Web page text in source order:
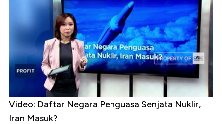
Video: Daftar Negara Penguasa Senjata Nuklir,
Iran Masuk?